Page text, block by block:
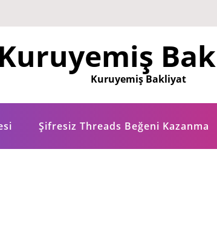
Kuruyemiş
Kuruyemiş Bakliyat
Şifresiz Threads Beğeni Kazanma